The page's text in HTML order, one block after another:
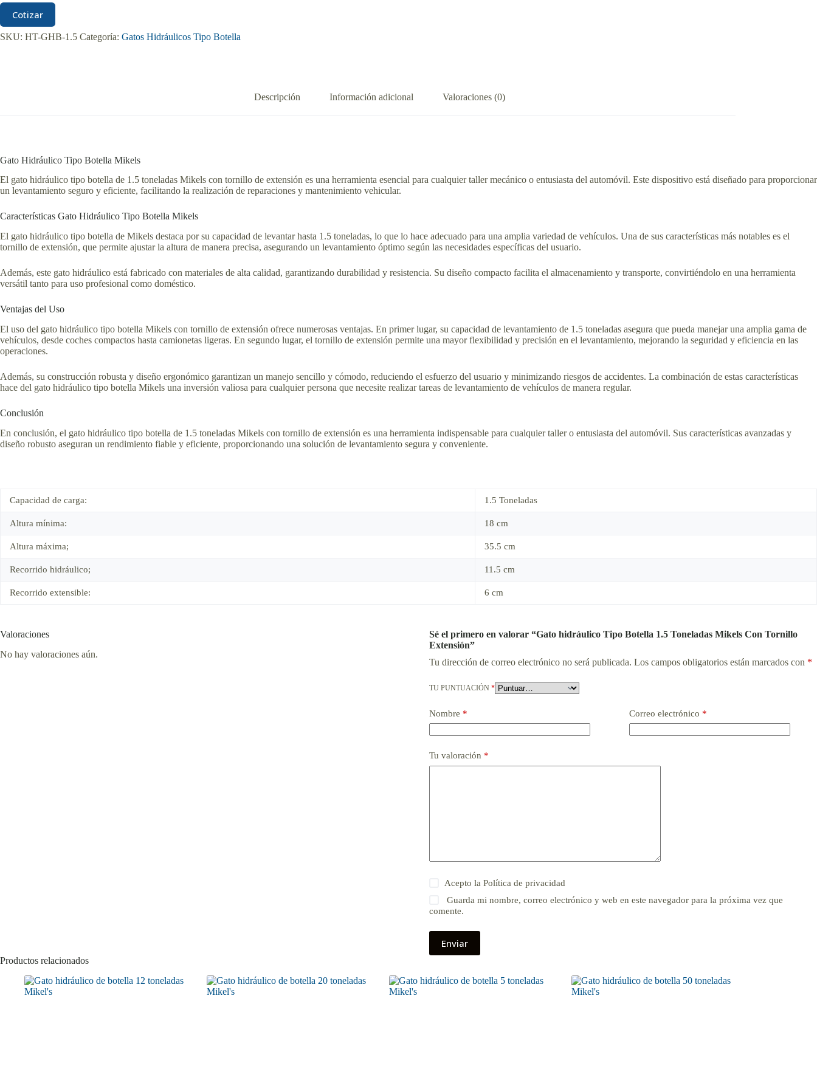
Cotizar
SKU: HT-GHB-1.5 Categoría: Gatos Hidráulicos Tipo Botella
Descripción Información adicional Valoraciones (0)
Gato Hidráulico Tipo Botella Mikels
El gato hidráulico tipo botella de 1.5 toneladas Mikels con tornillo de extensión es una herramienta esencial para cualquier taller mecánico o entusiasta del automóvil. Este dispositivo está diseñado para proporcionar
un levantamiento seguro y eficiente, facilitando la realización de reparaciones y mantenimiento vehicular.
Características Gato Hidráulico Tipo Botella Mikels
El gato hidráulico tipo botella de Mikels destaca por su capacidad de levantar hasta 1.5 toneladas, lo que lo hace adecuado para una amplia variedad de vehículos. Una de sus características más notables es el
tornillo de extensión, que permite ajustar la altura de manera precisa, asegurando un levantamiento óptimo según las necesidades específicas del usuario.
Además, este gato hidráulico está fabricado con materiales de alta calidad, garantizando durabilidad y resistencia. Su diseño compacto facilita el almacenamiento y transporte, convirtiéndolo en una herramienta
versátil tanto para uso profesional como doméstico.
Ventajas del Uso
El uso del gato hidráulico tipo botella Mikels con tornillo de extensión ofrece numerosas ventajas. En primer lugar, su capacidad de levantamiento de 1.5 toneladas asegura que pueda manejar una amplia gama de
vehículos, desde coches compactos hasta camionetas ligeras. En segundo lugar, el tornillo de extensión permite una mayor flexibilidad y precisión en el levantamiento, mejorando la seguridad y eficiencia en las
operaciones.
Además, su construcción robusta y diseño ergonómico garantizan un manejo sencillo y cómodo, reduciendo el esfuerzo del usuario y minimizando riesgos de accidentes. La combinación de estas características
hace del gato hidráulico tipo botella Mikels una inversión valiosa para cualquier persona que necesite realizar tareas de levantamiento de vehículos de manera regular.
Conclusión
En conclusión, el gato hidráulico tipo botella de 1.5 toneladas Mikels con tornillo de extensión es una herramienta indispensable para cualquier taller o entusiasta del automóvil. Sus características avanzadas y
diseño robusto aseguran un rendimiento fiable y eficiente, proporcionando una solución de levantamiento segura y conveniente.
Capacidad de carga: 1.5 Toneladas
Altura mínima: 18 cm
Altura máxima; 35.5 cm
Recorrido hidráulico; 11.5 cm
Recorrido extensible: 6 cm
Valoraciones
No hay valoraciones aún.
Sé el primero en valorar “Gato hidráulico Tipo Botella 1.5 Toneladas Mikels Con Tornillo
Extensión”
Tu dirección de correo electrónico no será publicada. Los campos obligatorios están marcados con *
TU PUNTUACIÓN *
Nombre * Correo electrónico *
Tu valoración *
Acepto la Política de privacidad
Guarda mi nombre, correo electrónico y web en este navegador para la próxima vez que
comente.
Enviar
Productos relacionados